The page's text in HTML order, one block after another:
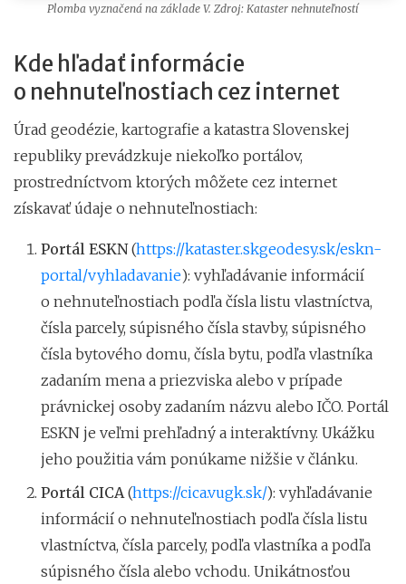
Plomba vyznačená na základe V. Zdroj: Kataster nehnuteľností
Kde hľadať informácie
o nehnuteľnostiach cez internet
Úrad geodézie, kartografie a katastra Slovenskej
republiky prevádzkuje niekoľko portálov,
prostredníctvom ktorých môžete cez internet
získavať údaje o nehnuteľnostiach:
Portál ESKN(https://kataster.skgeodesy.sk/eskn-
portal/vyhladavanie): vyhľadávanie informácií
o nehnuteľnostiach podľa čísla listu vlastníctva,
čísla parcely, súpisného čísla stavby, súpisného
čísla bytového domu, čísla bytu, podľa vlastníka
zadaním mena a priezviska alebo v prípade
právnickej osoby zadaním názvu alebo IČO. Portál
ESKN je veľmi prehľadný a interaktívny. Ukážku
jeho použitia vám ponúkame nižšie v článku.
Portál CICA (https://cica.vugk.sk/): vyhľadávanie
informácií o nehnuteľnostiach podľa čísla listu
vlastníctva, čísla parcely, podľa vlastníka a podľa
súpisného čísla alebo vchodu. Unikátnosťou